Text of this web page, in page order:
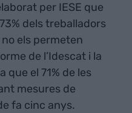
per IESE que
dels treballadors
els permeten
de l’Idescat i la
que el 71% de les
mesures de
fa cinc anys.